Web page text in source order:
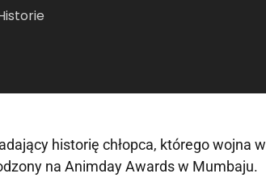
historię chłopca, którego wojna w
na Animday Awards w Mumbaju.